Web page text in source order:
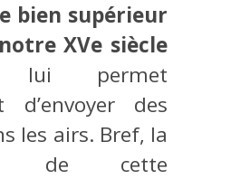
bien supérieur
XVe siècle
permet
d’envoyer des
les airs. Bref, la
de cette